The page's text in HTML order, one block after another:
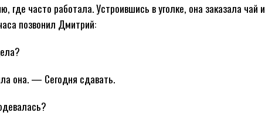
где часто работала. Устроившись в уголке, она заказала чай и
позвонил Дмитрий:
она. — Сегодня сдавать.